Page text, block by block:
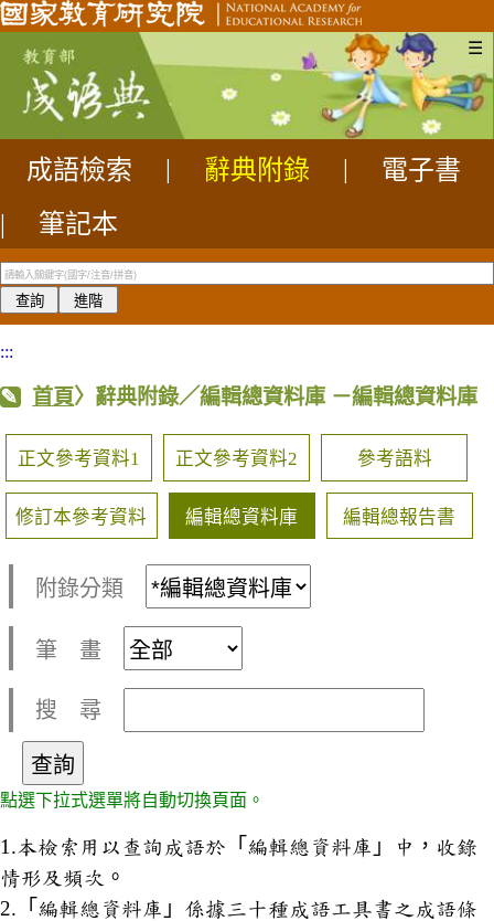
☰
成語檢索 辭典附錄
電子書
|
筆記本
:::
首頁〉辭典附錄／編輯總資料庫 －編輯總資料庫
正文參考資料1 正文參考資料2 參考語料
修訂本參考資料 編輯總資料庫 編輯總報告書
附錄分類
筆 畫
搜 尋
點選下拉式選單將自動切換頁面。
1.本檢索用以查詢成語於「編輯總資料庫」中，收錄
情形及頻次。
2.「編輯總資料庫」係據三十種成語工具書之成語條